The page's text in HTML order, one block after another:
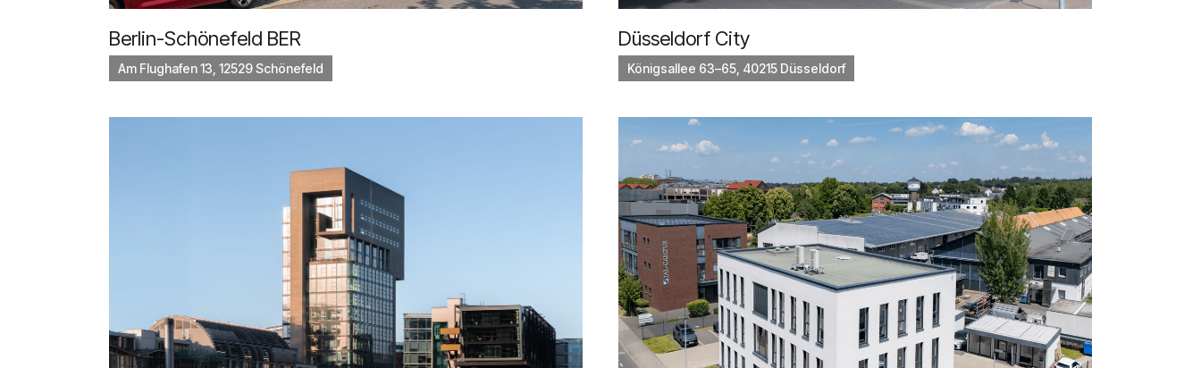
Berlin-Schönefeld BER
Am Flughafen 13, 12529 Schönefeld
Düsseldorf City
Königsallee 63–65, 40215 Düsseldorf